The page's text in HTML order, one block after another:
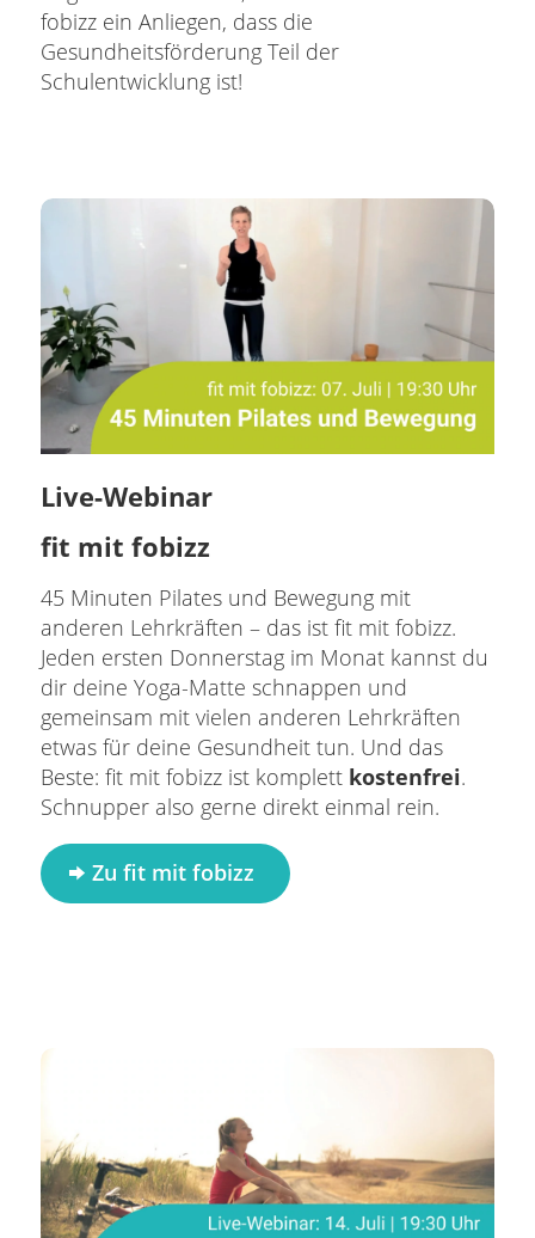
fobizz ein Anliegen, dass die
Gesundheitsförderung Teil der
Schulentwicklung ist!
Live-Webinar
fit mit fobizz
45 Minuten Pilates und Bewegung mit
anderen Lehrkräften – das ist fit mit fobizz.
Jeden ersten Donnerstag im Monat kannst du
dir deine Yoga-Matte schnappen und
gemeinsam mit vielen anderen Lehrkräften
etwas für deine Gesundheit tun. Und das
Beste: fit mit fobizz ist komplett kostenfrei.
Schnupper also gerne direkt einmal rein.
Zu fit mit fobizz